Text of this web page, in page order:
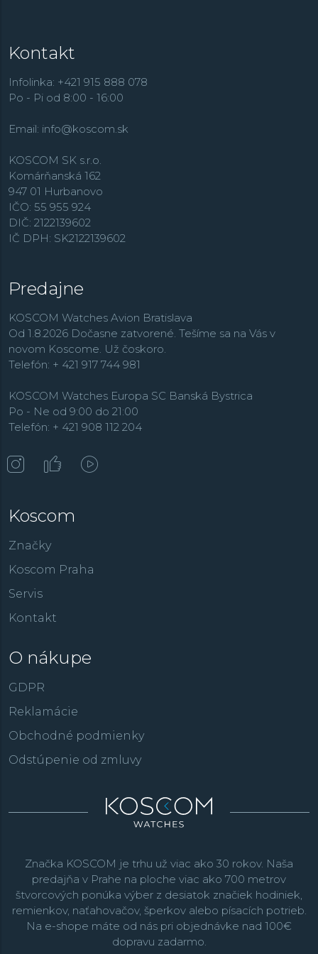
Kontakt
Infolinka: +421 915 888 078
Po - Pi od 8:00 - 16:00
Email: info@koscom.sk
KOSCOM SK s.r.o.
Komárňanská 162
947 01 Hurbanovo
IČO: 55 955 924
DIČ: 2122139602
IČ DPH: SK2122139602
Predajne
KOSCOM Watches Avion Bratislava
Od 1.8.2026 Dočasne zatvorené. Tešíme sa na Vás v
novom Koscome. Už čoskoro.
Telefón: + 421 917 744 981
KOSCOM Watches Europa SC Banská Bystrica
Po - Ne od 9:00 do 21:00
Telefón: + 421 908 112 204
Koscom
Značky
Koscom Praha
Servis
Kontakt
O nákupe
GDPR
Reklamácie
Obchodné podmienky
Odstúpenie od zmluvy
Značka KOSCOM je trhu už viac ako 30 rokov. Naša
predajňa v Prahe na ploche viac ako 700 metrov
štvorcových ponúka výber z desiatok značiek hodiniek,
remienkov, naťahovačov, šperkov alebo písacích potrieb.
Na e-shope máte od nás pri objednávke nad 100€
dopravu zadarmo.